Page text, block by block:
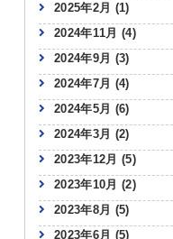
2025年2月 (1)
2024年11月 (4)
2024年9月 (3)
2024年7月 (4)
2024年5月 (6)
2024年3月 (2)
2023年12月 (5)
2023年10月 (2)
2023年8月 (5)
2023年6月 (5)